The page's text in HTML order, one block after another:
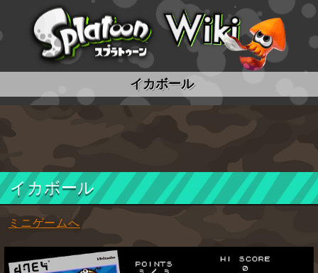
スプラトゥーン wiki
イカボール
イカボール
ミニゲームへ